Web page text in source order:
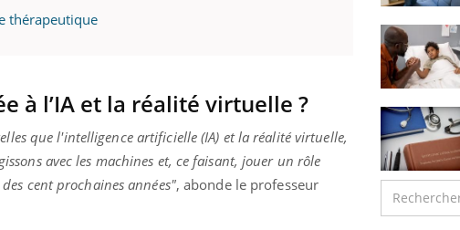
thérapeutique
à l’IA et la réalité virtuelle ?
que l'intelligence artificielle (IA) et la réalité virtuelle,
avec les machines et, ce faisant, jouer un rôle
cent prochaines années", abonde le professeur